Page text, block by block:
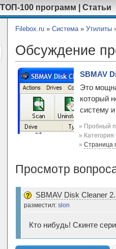
ТОП-100 программ Статьи
Filebox.ru » Система» Утилиты
Обсуждение
SBMAV
Это
который
систему
» Пробный
» Категория
» Страница
Просмотр
SBMAV Disk Cleaner
разместил: slon
Кто нибудь! Скинте